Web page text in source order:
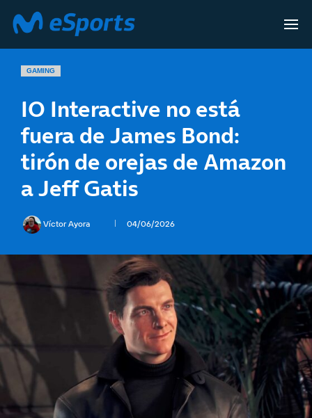
GAMING
IO Interactive no está
fuera de James Bond:
tirón de orejas de Amazon
a Jeff Gatis
Víctor Ayora 04/06/2026